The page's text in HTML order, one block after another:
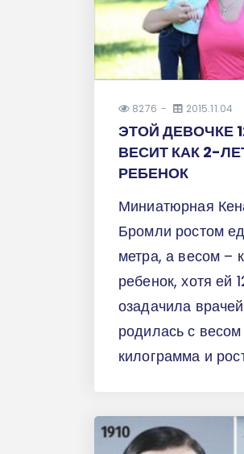
8276 2015.11.04
ЭТОЙ ДЕВОЧКЕ
ВЕСИТ КАК 2-
РЕБЕНОК
Миниатюрная
Бромли ростом
метра, а весом –
ребенок, хотя ей
озадачила
родилась с
килограмма и